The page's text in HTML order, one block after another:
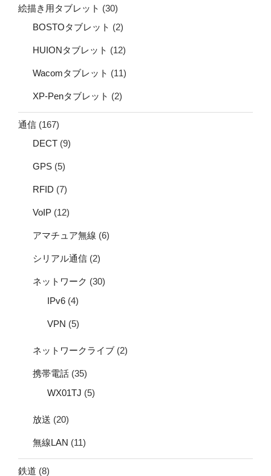
絵描き用タブレット (30)
BOSTOタブレット (2)
HUIONタブレット (12)
Wacomタブレット (11)
XP-Penタブレット (2)
通信 (167)
DECT (9)
GPS (5)
RFID (7)
VoIP (12)
アマチュア無線 (6)
シリアル通信 (2)
ネットワーク (30)
IPv6 (4)
VPN (5)
ネットワークライブ (2)
携帯電話 (35)
WX01TJ (5)
放送 (20)
無線LAN (11)
鉄道 (8)